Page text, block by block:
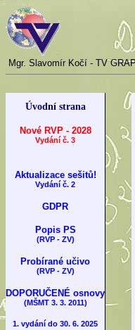
Mgr. Slavomír Kočí - TV
Úvodní strana
Nové RVP - 2028
Vydání č. 3
Aktualizace sešitů!
Vydání č. 2
GDPR
Popis PS
(RVP - ZV)
Probírané učivo
(RVP - ZV)
DOPORUČENÉ osnovy
(MŠMT 3. 3. 2011)
1. vydání do 30. 6. 2025